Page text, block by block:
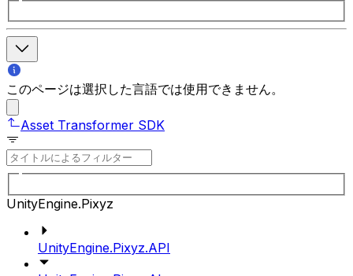
このページは選択した言語では使用できません。
Asset Transformer SDK
UnityEngine.Pixyz
UnityEngine.Pixyz.API